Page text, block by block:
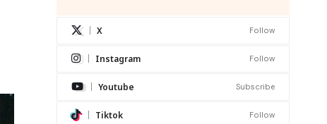
X Follow
Instagram Follow
Youtube Subscribe
Tiktok Follow